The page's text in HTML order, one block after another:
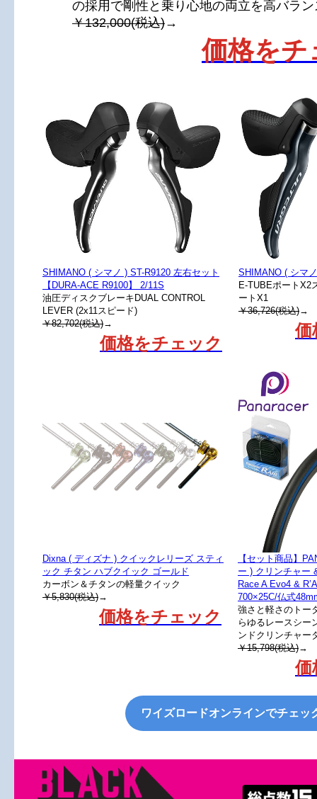
の採用で剛性と乗り心地の両立を高バラ
￥132,000(税込)→
価格をチ
SHIMANO ( シマノ ) ST-R9120 左右セット
【DURA-ACE R9100】 2/11S
油圧ディスクブレーキDUAL CONTROL
LEVER (2x11スピード)
￥82,702(税込)→
価格をチェック
SHIMANO ( シマ
E-TUBEポートX2
ートX1
￥36,726(税込)→
価
Dixna ( ディズナ ) クイックレリーズ スティ
ック チタン ハブクイック ゴールド
カーボン＆チタンの軽量クイック
￥5,830(税込)→
価格をチェック
【セット商品】
ー ) クリンチャー
Race A Evo4 &
700×25C/仏式
強さと軽さのトー
らゆるレースシー
ンドクリンチャー
￥15,798(税込)→
価
ワイズロードオンラインでチェッ